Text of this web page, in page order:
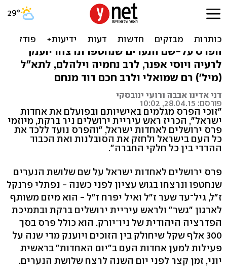
הוכרזו הזוכים בפרס ירושלים
לאחדות ישראל
הפרס על-שם הנערים שנחטפו ונרצחו יוענק
לרעיה ויוסי אפנר, לרב נחמיה וילהלם, לתא"ל
(מיל') רם שמואלי ולרב חכם דוד מנחם
דני אדינו אבבה ורועי ינובסקי
פורסם: 28.04.15, 10:02
"זוכי הפרס מגלמים באישיותם ובפועלם את אחדות
ישראל", הכריז ראש עיריית ירושלים ניר ברקת, מיוזמי
פרס ירושלים לאחדות ישראל, "והפרס נועד ללכד את
כל העם בישראל ולחזק את הסובלנות ואת הכבוד
ההדדי בין כל חלקי החברה".
פרס ירושלים לאחדות ישראל על שם שלושת הנערים
שנחטפו ונרצחו בגוש עציון לפני כשנה - נפתלי פרנקל
ז"ל, גיל־עד שער ז"ל ואיל יפרח ז"ל - הוא מיזם משותף
לארגון "גשר" ולראש עיריית ירושלים ברקת ובתמיכת
הפדרציה היהודית של ניו־יורק. הוא כולל פרס בסך
300 אלף שקל שיחולק בין הזוכים ויוענק מדי שנה על
פעילות למען אחדות העם ב"יום האחדות" בראשית
יוני, זמן קצר לפני יום השנה לרצח שלושת הנערים.